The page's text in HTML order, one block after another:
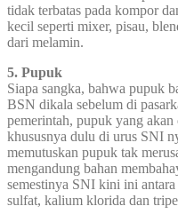
tidak terbatas pada kompor
kecil seperti mixer, pisau,
dari melamin.
5. Pupuk
Siapa sangka, bahwa pupuk
BSN dikala sebelum di
pemerintah, pupuk yang
khususnya dulu di urus SNI
memutuskan pupuk tak
mengandung bahan
semestinya SNI kini ini
sulfat, kalium klorida dan